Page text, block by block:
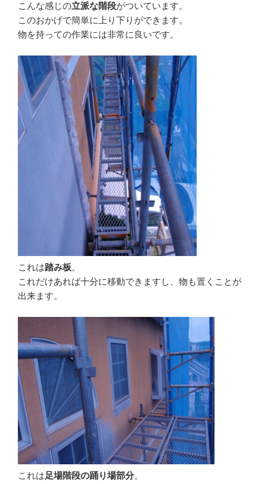
こんな感じの立派な階段がついています。
このおかげで簡単に上り下りができます。
物を持っての作業には非常に良いです。
これは踏み板。
これだけあれば十分に移動できますし、物も置くことが
出来ます。
これは足場階段の踊り場部分。